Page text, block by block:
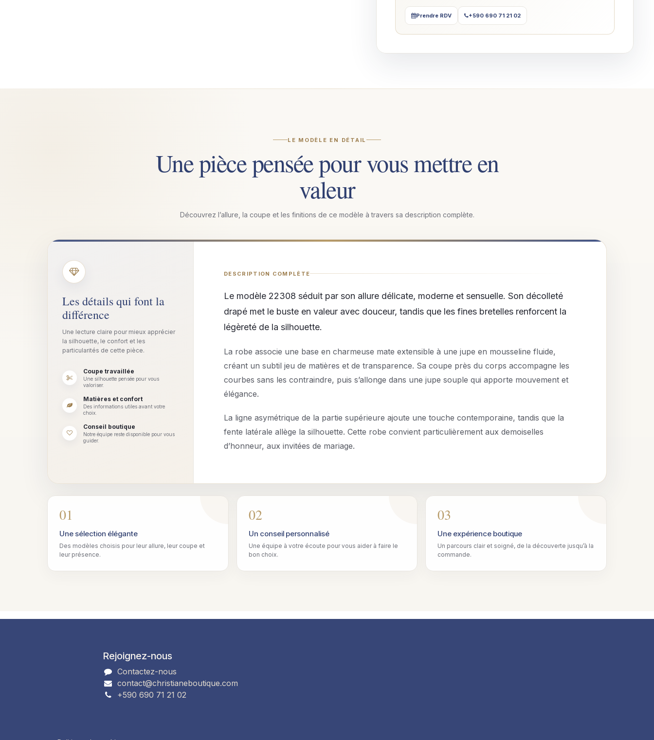
Prendre RDV +590 690 71 21 02
LE MODÈLE EN DÉTAIL
Une pièce pensée pour vous mettre en
valeur
Découvrez l’allure, la coupe et les finitions de ce modèle à travers sa description complète.
Les détails qui font la
différence
Une lecture claire pour mieux apprécier
la silhouette, le confort et les
particularités de cette pièce.
Coupe travaillée
Une silhouette pensée pour vous
valoriser.
Matières et confort
Des informations utiles avant votre
choix.
Conseil boutique
Notre équipe reste disponible pour vous
guider.
DESCRIPTION COMPLÈTE
Le modèle 22308 séduit par son allure délicate, moderne et sensuelle. Son décolleté
drapé met le buste en valeur avec douceur, tandis que les fines bretelles renforcent la
légèreté de la silhouette.
La robe associe une base en charmeuse mate extensible à une jupe en mousseline fluide,
créant un subtil jeu de matières et de transparence. Sa coupe près du corps accompagne les
courbes sans les contraindre, puis s’allonge dans une jupe souple qui apporte mouvement et
élégance.
La ligne asymétrique de la partie supérieure ajoute une touche contemporaine, tandis que la
fente latérale allège la silhouette. Cette robe convient particulièrement aux demoiselles
d’honneur, aux invitées de mariage.
01
Une sélection élégante
Des modèles choisis pour leur allure, leur coupe et
leur présence.
02
Un conseil personnalisé
Une équipe à votre écoute pour vous aider à faire le
bon choix.
03
Une expérience boutique
Un parcours clair et soigné, de la découverte jusqu’à la
commande.
Rejoignez-nous
Contactez-nous
contact@christianeboutique.com
+590 690 71 21 02